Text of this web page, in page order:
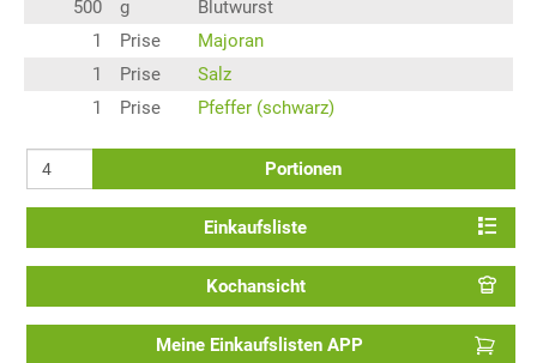
500
g
Blutwurst
1
Prise
Majoran
1
Prise
Salz
1
Prise Pfeffer (schwarz)
Portionen
Einkaufsliste
Kochansicht
Meine Einkaufslisten APP